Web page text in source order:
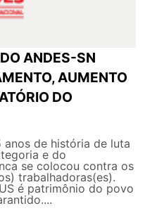
ANDES-SN
AUMENTO
DO
anos de história de luta
e do
se colocou contra os
trabalhadoras(es).
é patrimônio do povo